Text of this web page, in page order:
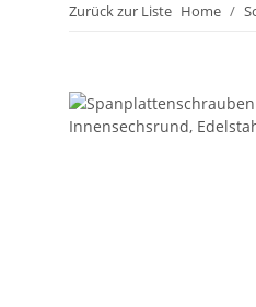
Zurück zur Liste Home